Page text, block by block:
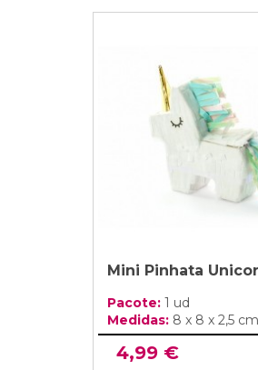
Mini Pinhata
Pacote: 1 ud
Medidas: 8 x 8 x 2,5 cm
4,99 €